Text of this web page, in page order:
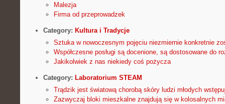
Malezja
Firma od przeprowadzek
Category: Kultura i Tradycje
Sztuka w nowoczesnym pojęciu niezmiernie konkretnie
Współczesne posługi są docenione, są dostosowane do
Jakikolwiek z nas niekiedy coś pożycza
Category: Laboratorium STEAM
Trądzik jest światową chorobą skóry ludzi młodych
Zazwyczaj bloki mieszkalne znajdują się w kolosalnych